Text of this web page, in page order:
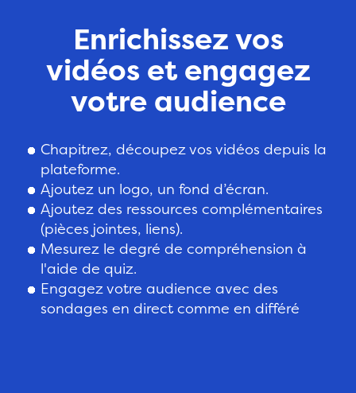
Enrichissez vos
vidéos et engagez
votre audience
Chapitrez, découpez vos vidéos depuis la
plateforme.
Ajoutez un logo, un fond d’écran.
Ajoutez des ressources complémentaires
(pièces jointes, liens).
Mesurez le degré de compréhension à
l'aide de quiz.
Engagez votre audience avec des
sondages en direct comme en différé